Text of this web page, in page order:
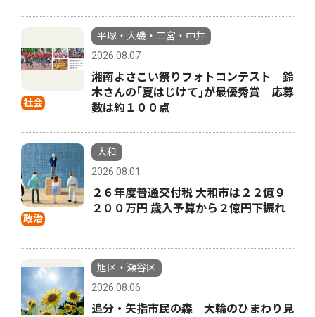
社会
平塚・大磯・二宮・中井
2026.08.07
湘南よさこい祭りフォトコンテスト 鈴
木さんの｢夏はじけて｣が最優秀賞 応募
数は約１００点
政治
大和
2026.08.01
２６年度普通交付税 大和市は２２億９
２００万円 歳入予算から２億円下振れ
旭区・瀬谷区
2026.08.06
追分・矢指市民の森 大輪のひまわり見